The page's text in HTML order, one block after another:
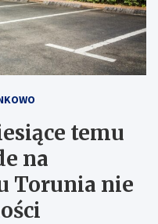
temu
na
Torunia nie